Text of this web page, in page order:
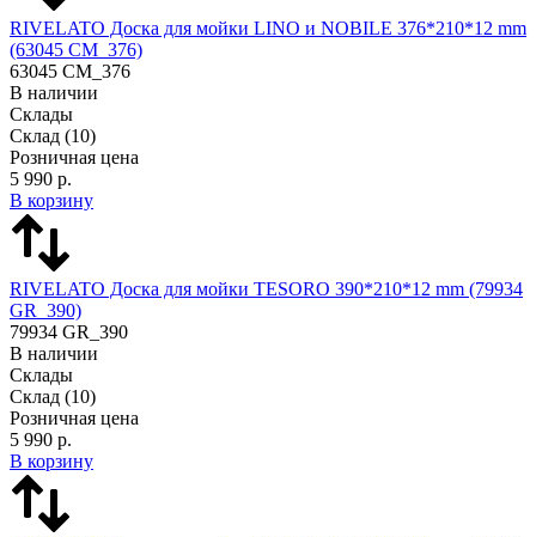
RIVELATO Доска для мойки LINO и NOBILE 376*210*12 mm
(63045 CM_376)
63045 CM_376
В наличии
Склады
Склад (10)
Розничная цена
5 990 р.
В корзину
RIVELATO Доска для мойки TESORO 390*210*12 mm (79934
GR_390)
79934 GR_390
В наличии
Склады
Склад (10)
Розничная цена
5 990 р.
В корзину